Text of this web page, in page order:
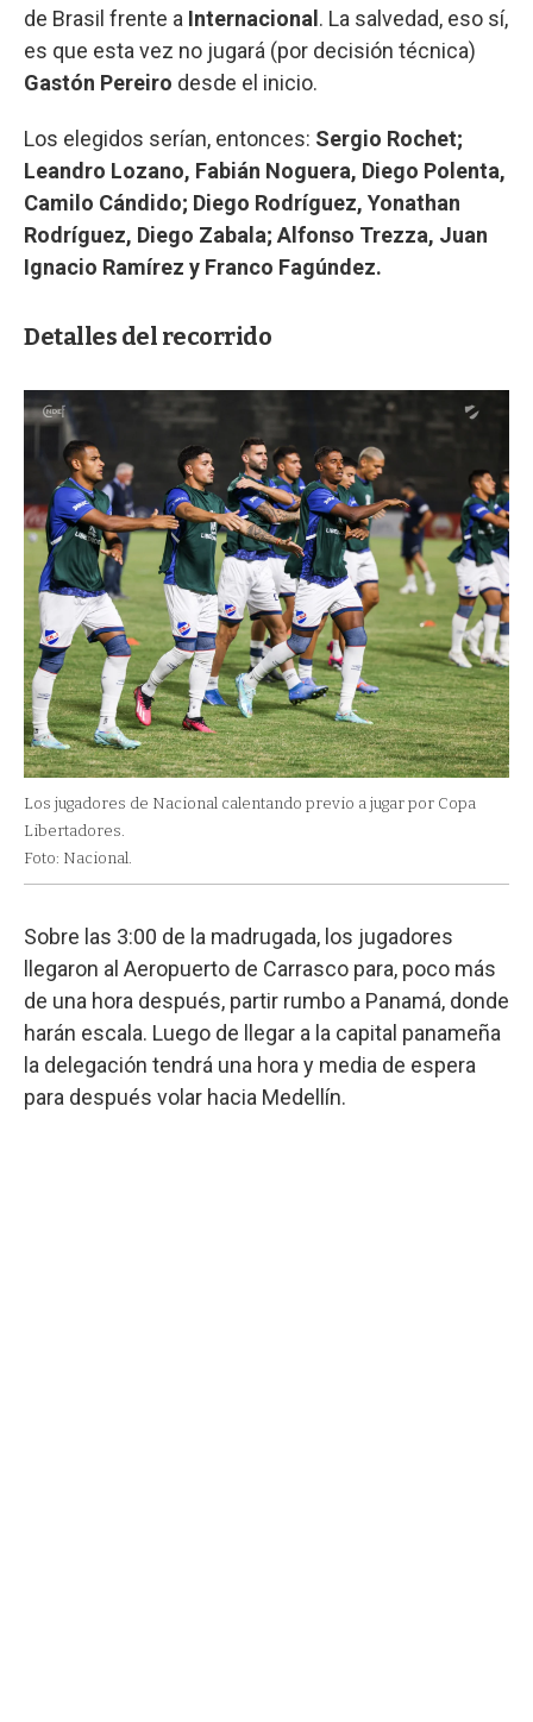
de Brasil frente a Internacional . La salvedad, eso sí,
es que esta vez no jugará (por decisión técnica)
Gastón Pereiro desde el inicio.
Los elegidos serían, entonces: Sergio Rochet;
Leandro Lozano, Fabián Noguera, Diego Polenta,
Camilo Cándido; Diego Rodríguez, Yonathan
Rodríguez, Diego Zabala; Alfonso Trezza, Juan
Ignacio Ramírez y Franco Fagúndez.
Detalles del recorrido
Los jugadores de Nacional calentando previo a jugar por Copa
Libertadores.
Foto: Nacional.
Sobre las 3:00 de la madrugada, los jugadores
llegaron al Aeropuerto de Carrasco para, poco más
de una hora después, partir rumbo a Panamá, donde
harán escala. Luego de llegar a la capital panameña
la delegación tendrá una hora y media de espera
para después volar hacia Medellín.